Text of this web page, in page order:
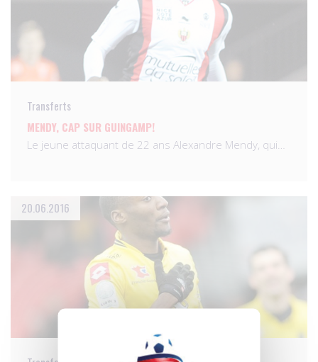
Transferts
MENDY, CAP SUR GUINGAMP!
Le jeune attaquant de 22 ans Alexandre Mendy, qui…
20.06.2016